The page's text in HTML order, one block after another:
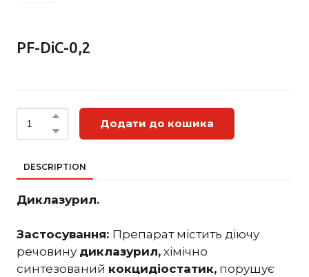
PF-DiC-0,2
Додати до кошика
DESCRIPTION
Диклазурил.
Застосування: Препарат містить діючу
речовину диклазурил, хімічно
синтезований кокцидіостатик, порушує